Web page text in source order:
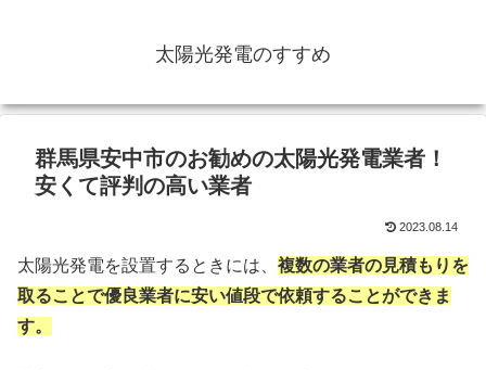
太陽光発電のすすめ
群馬県安中市のお勧めの太陽光発電業者！
安くて評判の高い業者
2023.08.14
太陽光発電を設置するときには、 複数の業者の見積もりを
取ることで優良業者に安い値段で依頼することができま
す。